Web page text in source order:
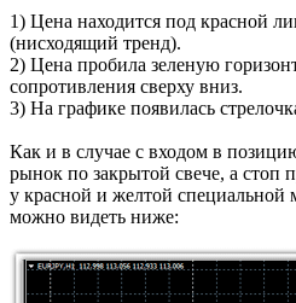
1) Цена находится под красной
(нисходящий тренд).
2) Цена пробила зеленую
сопротивления сверху вниз.
3) На графике появилась
Как и в случае с входом в
рынок по закрытой свече, а стоп
у красной и желтой специальной
можно видеть ниже: